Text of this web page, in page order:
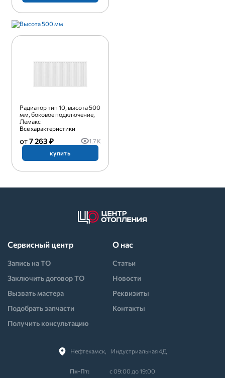
Радиатор тип 10, высота 500
мм, боковое подключение,
Лемакс
Все характеристики
7 263 ₽
1.7 K
купить
Нефтекамск,⠀Индустриальная 4Д
Пн-Пт:
с 09:00 до 19:00
Сервисный центр
Запись на ТО
Заключить договор ТО
Вызвать мастера
Подобрать запчасти
Получить консультацию
О нас
Статьи
Новости
Реквизиты
Контакты